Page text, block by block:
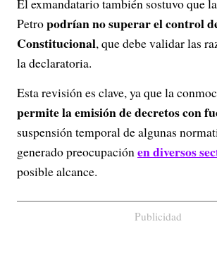
El exmandatario también sostuvo que
Petropodrían no superar el control
Constitucional, que debe validar las
la declaratoria.
Esta revisión es clave, ya que la
permite la emisión de decretos con
suspensión temporal de algunas
generado preocupaciónen diversos
posible alcance.
Publicidad